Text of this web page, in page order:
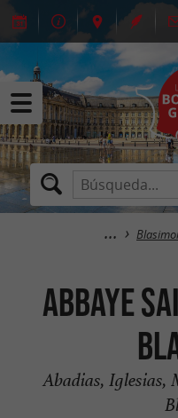
Abbaye
Abadias, Iglesias,